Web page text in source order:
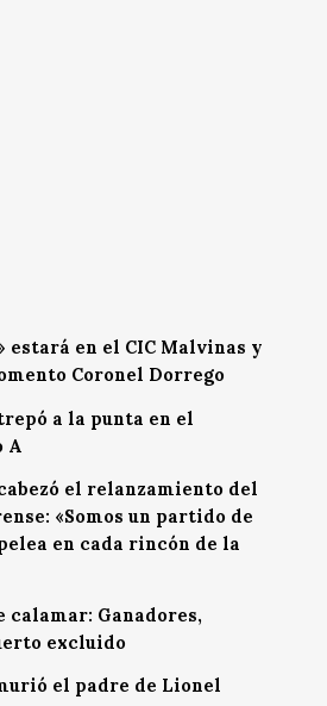
estará en el CIC Malvinas y
Coronel Dorrego
a la punta en el
A
el relanzamiento del
«Somos un partido de
en cada rincón de la
calamar: Ganadores,
excluido
el padre de Lionel